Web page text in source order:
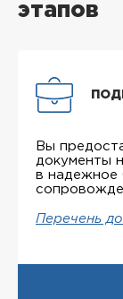
этапов
Вы
документы
в надежное
Перечень